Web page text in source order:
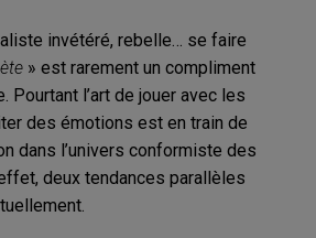
invétéré, rebelle… se faire
» est rarement un compliment
Pourtant l’art de jouer avec les
des émotions est en train de
dans l’univers conformiste des
deux tendances parallèles